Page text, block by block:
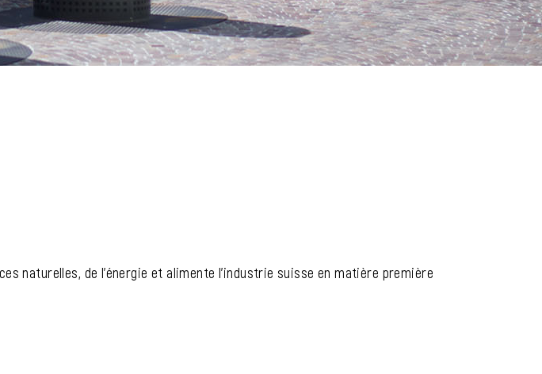
naturelles, de l'énergie et alimente l'industrie suisse en matière première